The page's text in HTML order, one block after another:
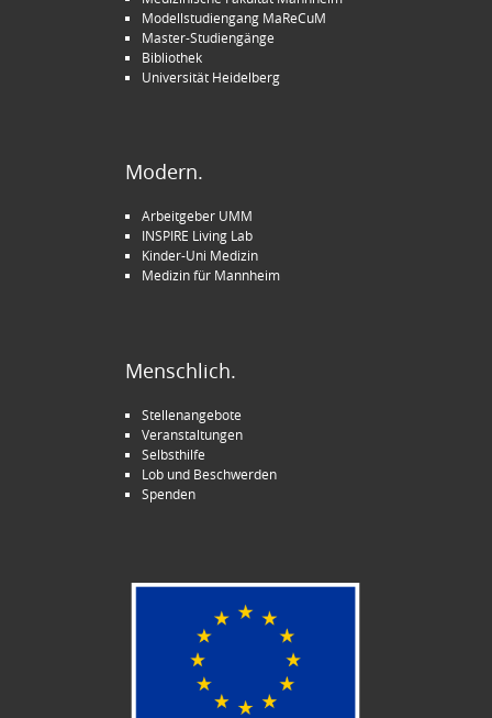
Modellstudiengang MaReCuM
Master-Studiengänge
Bibliothek
Universität Heidelberg
Modern.
Arbeitgeber UMM
INSPIRE Living Lab
Kinder-Uni Medizin
Medizin für Mannheim
Menschlich.
Stellenangebote
Veranstaltungen
Selbsthilfe
Lob und Beschwerden
Spenden